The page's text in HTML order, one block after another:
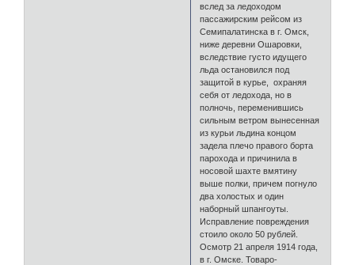
вслед за ледоходом
пассажирским рейсом из
Семипалатинска в г. Омск,
ниже деревни Ошаровки,
вследствие густо идущего
льда остановился под
защитой в курье, охраняя
себя от ледохода, но в
полночь, переменившись
сильным ветром вынесенная
из курьи льдина концом
задела плечо правого борта
парохода и причинила в
носовой шахте вмятину
выше полки, причем погнуло
два холостых и один
наборный шпангоуты.
Исправление повреждения
стоило около 50 рублей.
Осмотр 21 апреля 1914 года,
в г. Омске. Товаро-